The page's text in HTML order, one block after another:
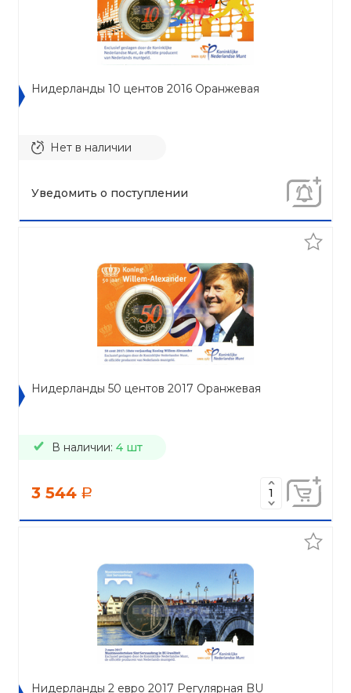
Нидерланды 10 центов 2016 Оранжевая
Нет в наличии
Уведомить о поступлении
Нидерланды 50 центов 2017 Оранжевая
В наличии: 4 шт
3 544 a
Нидерланды 2 евро 2017 Регулярная BU